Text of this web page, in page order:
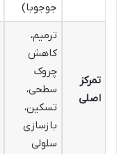
جوجوبا)
تمرکز
اصلی
ترمیم،
کاهش
چروک
سطحی،
تسکین،
بازسازی
سلولی